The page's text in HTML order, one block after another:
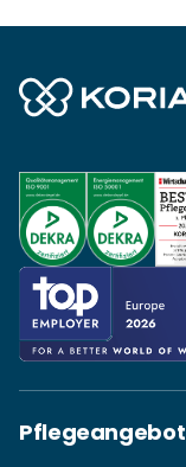
Pflegeangebot